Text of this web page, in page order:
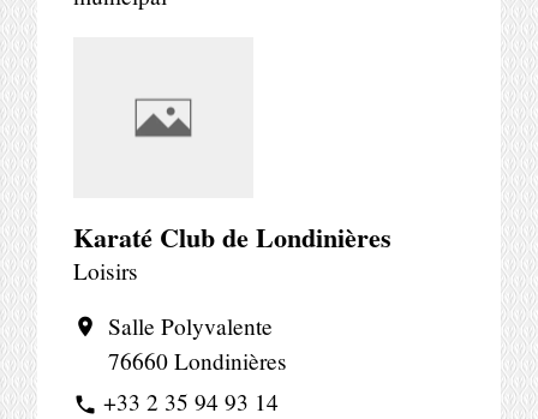
Karaté Club de Londinières
Loisirs
location_on
Salle Polyvalente
76660 Londinières
phone +33 2 35 94 93 14